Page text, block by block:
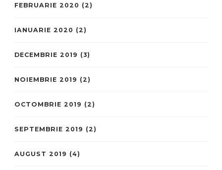
FEBRUARIE 2020 (2)
IANUARIE 2020 (2)
DECEMBRIE 2019 (3)
NOIEMBRIE 2019 (2)
OCTOMBRIE 2019 (2)
SEPTEMBRIE 2019 (2)
AUGUST 2019 (4)